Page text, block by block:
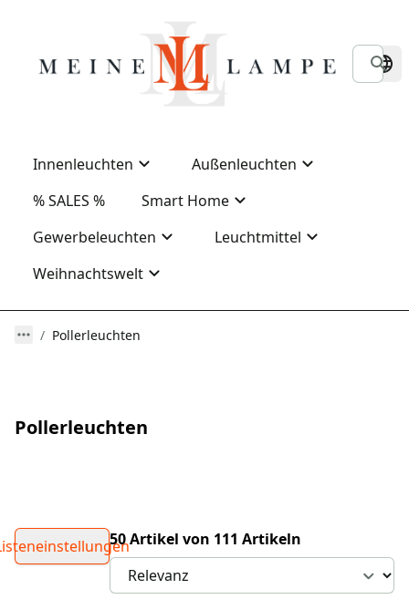
Innenleuchten
Außenleuchten
% SALES %
Smart Home
Gewerbeleuchten
Leuchtmittel
Weihnachtswelt
Pollerleuchten
Pollerleuchten
50 Artikel von 111 Artikeln